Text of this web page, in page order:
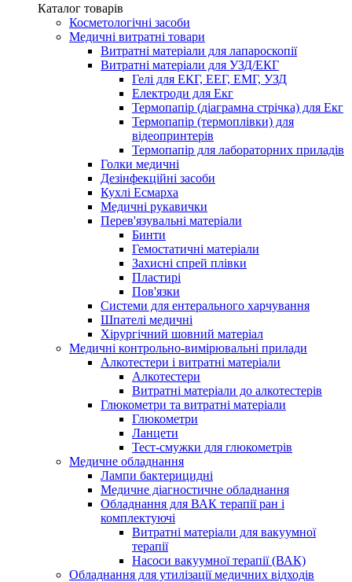
Каталог товарів
Косметологічні засоби
Медичні витратні товари
Витратні матеріали для лапароскопії
Витратні матеріали для УЗД/ЕКГ
Гелі для ЕКГ, ЕЕГ, ЕМГ, УЗД
Електроди для Екг
Термопапір (діаграмна стрічка) для Екг
Термопапір (термоплівки) для
відеопринтерів
Термопапір для лабораторних приладів
Голки медичні
Дезінфекційні засоби
Кухлі Есмарха
Медичні рукавички
Перев'язувальні матеріали
Бинти
Гемостатичні матеріали
Захисні спрей плівки
Пластирі
Пов'язки
Системи для ентерального харчування
Шпателі медичні
Хірургічний шовний матеріал
Медичні контрольно-вимірювальні прилади
Алкотестери і витратні матеріали
Алкотестери
Витратні матеріали до алкотестерів
Глюкометри та витратні матеріали
Глюкометри
Ланцети
Тест-смужки для глюкометрів
Медичне обладнання
Лампи бактерицидні
Медичне діагностичне обладнання
Обладнання для ВАК терапії ран і
комплектуючі
Витратні матеріали для вакуумної
терапії
Насоси вакуумної терапії (ВАК)
Обладнання для утилізації медичних відходів